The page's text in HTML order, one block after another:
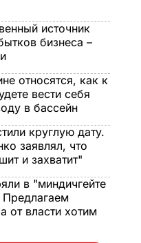
источник
бизнеса –
относятся, как к
вести себя
в бассейн
круглую дату.
заявлял, что
и захватит"
в "миндичгейте
Предлагаем
от власти хотим